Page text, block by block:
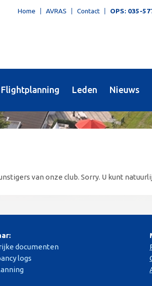
Home AVRAS Contact OPS: 035-
Flightplanning Leden Nieuws
van onze club. Sorry. U kunt
documenten
logs